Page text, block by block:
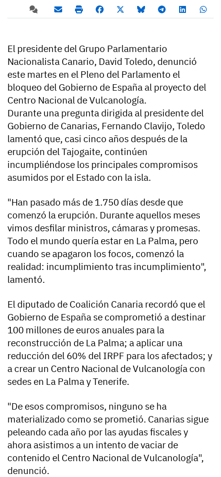
El presidente del Grupo Parlamentario
Nacionalista Canario, David Toledo, denunció
este martes en el Pleno del Parlamento el
bloqueo del Gobierno de España al proyecto del
Centro Nacional de Vulcanología.
Durante una pregunta dirigida al presidente del
Gobierno de Canarias, Fernando Clavijo, Toledo
lamentó que, casi cinco años después de la
erupción del Tajogaite, continúen
incumpliéndose los principales compromisos
asumidos por el Estado con la isla.
"Han pasado más de 1.750 días desde que
comenzó la erupción. Durante aquellos meses
vimos desfilar ministros, cámaras y promesas.
Todo el mundo quería estar en La Palma, pero
cuando se apagaron los focos, comenzó la
realidad: incumplimiento tras incumplimiento",
lamentó.
El diputado de Coalición Canaria recordó que el
Gobierno de España se comprometió a destinar
100 millones de euros anuales para la
reconstrucción de La Palma; a aplicar una
reducción del 60% del IRPF para los afectados; y
a crear un Centro Nacional de Vulcanología con
sedes en La Palma y Tenerife.
"De esos compromisos, ninguno se ha
materializado como se prometió. Canarias sigue
peleando cada año por las ayudas fiscales y
ahora asistimos a un intento de vaciar de
contenido el Centro Nacional de Vulcanología",
denunció.